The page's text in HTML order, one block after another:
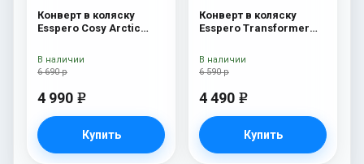
Конверт в коляску
Esspero Cosy Arctic
6 690 р
4 990 e
Купить
В наличии
Конверт в коляску
Esspero Transformer
100% шерсть) Chocolat
6 590 р
4 490 e
Купить
В наличии